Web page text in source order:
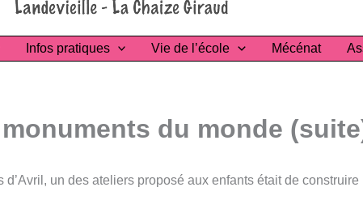
Infos pratiques Vie de l’école Mécénat
du monde
d’Avril, un des ateliers proposé aux enfants était de